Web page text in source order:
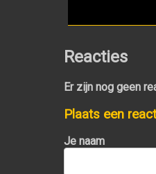
Reacties
Er zijn nog geen
Plaats een
Je naam